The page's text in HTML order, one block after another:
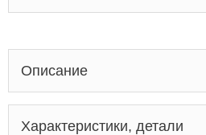
Описание
Характеристики, детали